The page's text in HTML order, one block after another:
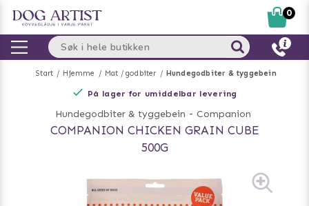
Start Hjemme Mat / godbiter Hundegodbiter & tyggebein
På lager for umiddelbar levering
Hundegodbiter & tyggebein - Companion
COMPANION CHICKEN GRAIN CUBE
500G
0